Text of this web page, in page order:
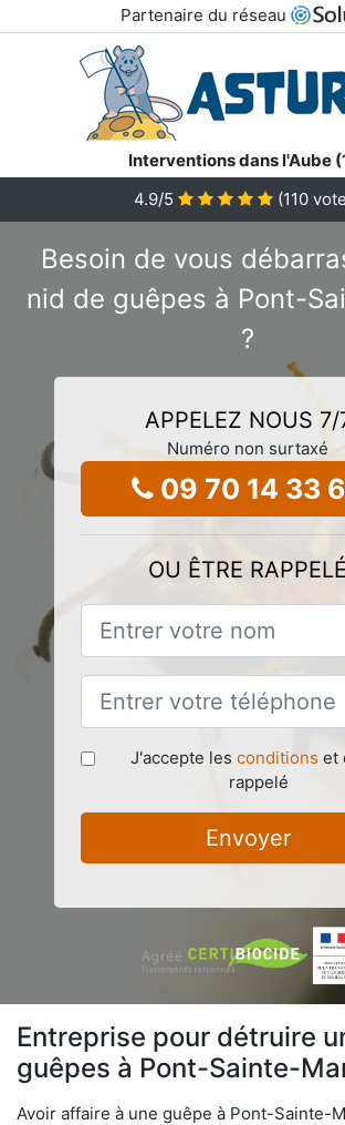
Partenaire du réseau
Interventions dans l'Aube
4.9/5 (110
Besoin de vous
nid de guêpes à Pont-
?
APPELEZ NOUS 7/
Numéro non surtaxé
09 70 14 33
OU ÊTRE RAPPELÉ
J'accepte les conditions et
rappelé
Envoyer
Entreprise pour détruire
guêpes à Pont-Sainte-
Avoir affaire à une guêpe à Pont-Sainte-